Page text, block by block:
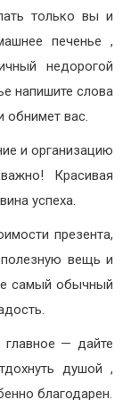
только вы и
печенье ,
недорогой
напишите слова
обнимет вас.
и организацию
Красивая
успеха.
презента,
полезную вещь и
самый обычный
— дайте
душой ,
благодарен.